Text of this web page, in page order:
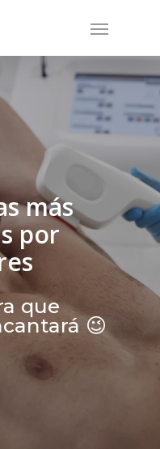
Menu
más
por
que
😉